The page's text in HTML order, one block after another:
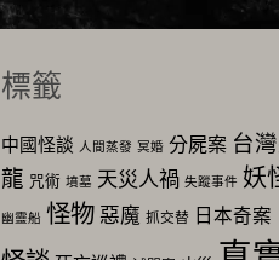
標籤
中國怪談 人間蒸發 冥婚 分屍案 台
龍 咒術 墳墓 天災人禍 失蹤事件 妖
幽靈船 怪物 惡魔 抓交替 日本奇案